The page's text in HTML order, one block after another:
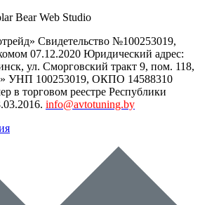
Bear Web Studio
Свидетельство №100253019,
07.12.2020 Юридический адрес:
, ул. Сморговский тракт 9, пом. 118,
УНП 100253019, ОКПО 14588310
в торговом реестре Республики
info@avtotuning.by